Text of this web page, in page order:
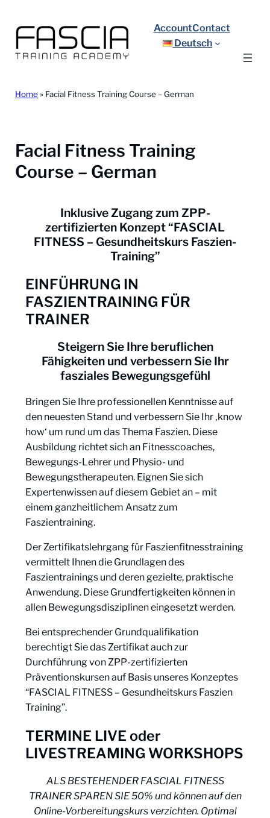
Inhalt
springen
AccountContact
Deutsch
Home » Facial Fitness Training Course – German
Facial Fitness Training
Course – German
Inklusive Zugang zum ZPP-
zertifizierten Konzept “FASCIAL
FITNESS – Gesundheitskurs Faszien-
Training”
EINFÜHRUNG IN
FASZIENTRAINING FÜR
TRAINER
Steigern Sie Ihre beruflichen
Fähigkeiten und verbessern Sie Ihr
fasziales Bewegungsgefühl
Bringen Sie Ihre professionellen Kenntnisse auf
den neuesten Stand und verbessern Sie Ihr ‚know
how‘ um rund um das Thema Faszien. Diese
Ausbildung richtet sich an Fitnesscoaches,
Bewegungs-Lehrer und Physio- und
Bewegungstherapeuten. Eignen Sie sich
Expertenwissen auf diesem Gebiet an – mit
einem ganzheitlichem Ansatz zum
Faszientraining.
Der Zertifikatslehrgang für Faszienfitnesstraining
vermittelt Ihnen die Grundlagen des
Faszientrainings und deren gezielte, praktische
Anwendung. Diese Grundfertigkeiten können in
allen Bewegungsdisziplinen eingesetzt werden.
Bei entsprechender Grundqualifikation
berechtigt Sie das Zertifikat auch zur
Durchführung von ZPP-zertifizierten
Präventionskursen auf Basis unseres Konzeptes
“FASCIAL FITNESS – Gesundheitskurs Faszien
Training”.
TERMINE LIVE oder
LIVESTREAMING WORKSHOPS
ALS BESTEHENDER FASCIAL FITNESS
TRAINER SPAREN SIE 50% und können auf den
Online-Vorbereitungskurs verzichten. Optimal